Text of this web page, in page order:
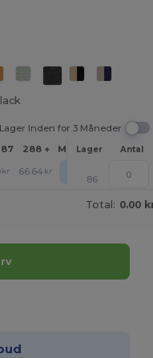
Lager Inden for 3 Måneder
288 + MereLager Antal
kr 66.64 kr
86
Total: 0.00